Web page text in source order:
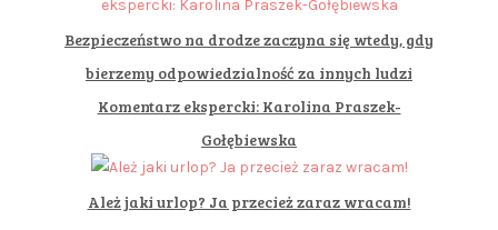
Bezpieczeństwo na drodze zaczyna się wtedy, gdy
bierzemy odpowiedzialność za innych ludzi
Komentarz ekspercki: Karolina Praszek-
Gołębiewska
Ależ jaki urlop? Ja przecież zaraz wracam!